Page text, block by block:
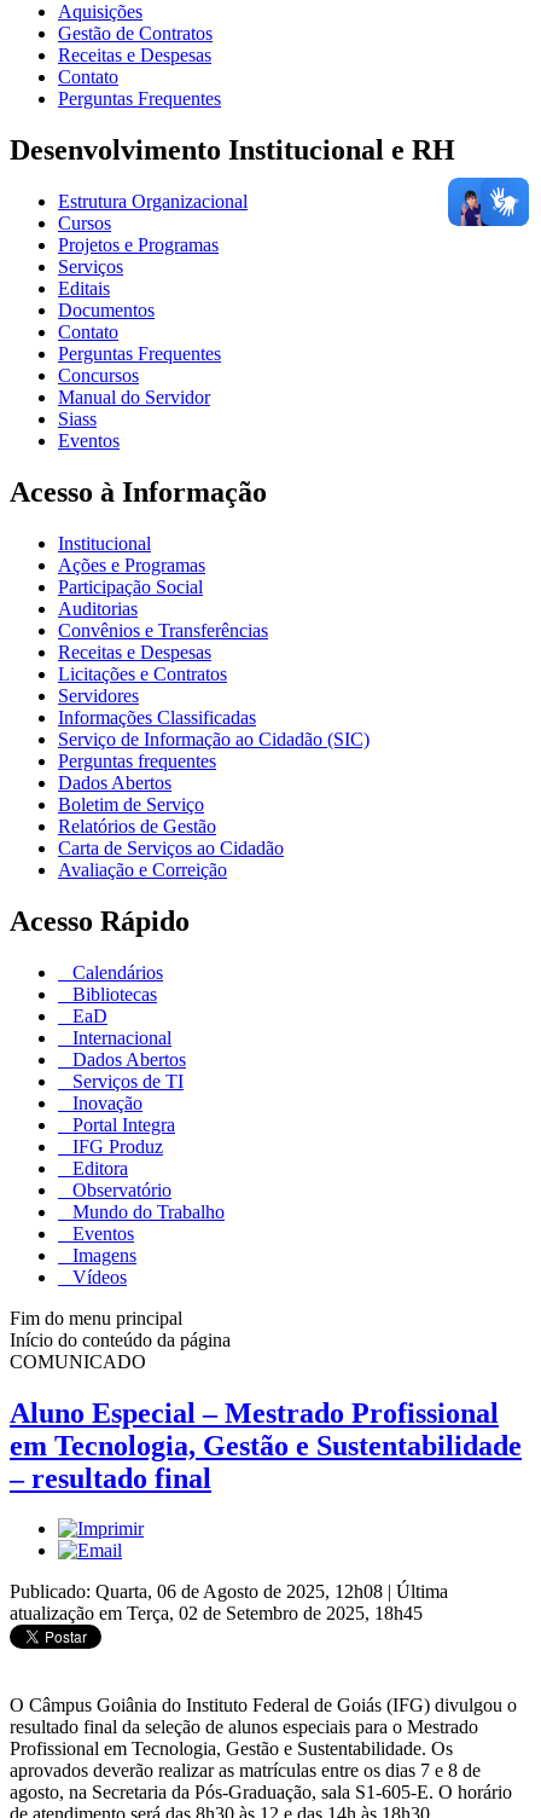
Aquisições
Gestão de Contratos
Receitas e Despesas
Contato
Perguntas Frequentes
Desenvolvimento Institucional e RH
Estrutura Organizacional
Cursos
Projetos e Programas
Serviços
Editais
Documentos
Contato
Perguntas Frequentes
Concursos
Manual do Servidor
Siass
Eventos
Acesso à Informação
Institucional
Ações e Programas
Participação Social
Auditorias
Convênios e Transferências
Receitas e Despesas
Licitações e Contratos
Servidores
Informações Classificadas
Serviço de Informação ao Cidadão (SIC)
Perguntas frequentes
Dados Abertos
Boletim de Serviço
Relatórios de Gestão
Carta de Serviços ao Cidadão
Avaliação e Correição
Acesso Rápido
Calendários
Bibliotecas
EaD
Internacional
Dados Abertos
Serviços de TI
Inovação
Portal Integra
IFG Produz
Editora
Observatório
Mundo do Trabalho
Eventos
Imagens
Vídeos
Fim do menu principal
Início do conteúdo da página
COMUNICADO
Aluno Especial – Mestrado Profissional
em Tecnologia, Gestão e Sustentabilidade
– resultado final
Publicado: Quarta, 06 de Agosto de 2025, 12h08 | Última
atualização em Terça, 02 de Setembro de 2025, 18h45
O Câmpus Goiânia do Instituto Federal de Goiás (IFG) divulgou o
resultado final da seleção de alunos especiais para o Mestrado
Profissional em Tecnologia, Gestão e Sustentabilidade. Os
aprovados deverão realizar as matrículas entre os dias 7 e 8 de
agosto, na Secretaria da Pós-Graduação, sala S1-605-E. O horário